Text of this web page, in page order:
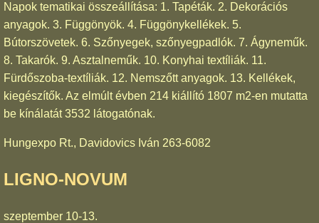
Napok tematikai összeállítása: 1. Tapéták. 2. Dekorációs
anyagok. 3. Függönyök. 4. Függönykellékek. 5.
Bútorszövetek. 6. Szőnyegek, szőnyegpadlók. 7. Ágyneműk.
8. Takarók. 9. Asztalneműk. 10. Konyhai textíliák. 11.
Fürdőszoba-textíliák. 12. Nemszőtt anyagok. 13. Kellékek,
kiegészítők. Az elmúlt évben 214 kiállító 1807 m2-en mutatta
be kínálatát 3532 látogatónak.
Hungexpo Rt., Davidovics Iván 263-6082
LIGNO-NOVUM
szeptember 10-13.